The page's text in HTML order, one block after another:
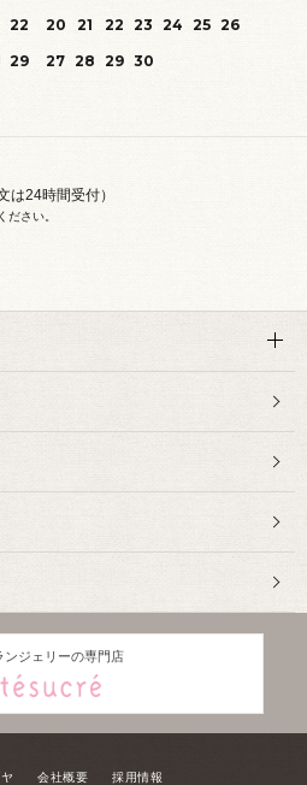
22
29
20
21 22 23 24 25 26
27 28 29 30
は24時間受付）
ださい。
ンジェリーの専門店
会社概要 採用情報